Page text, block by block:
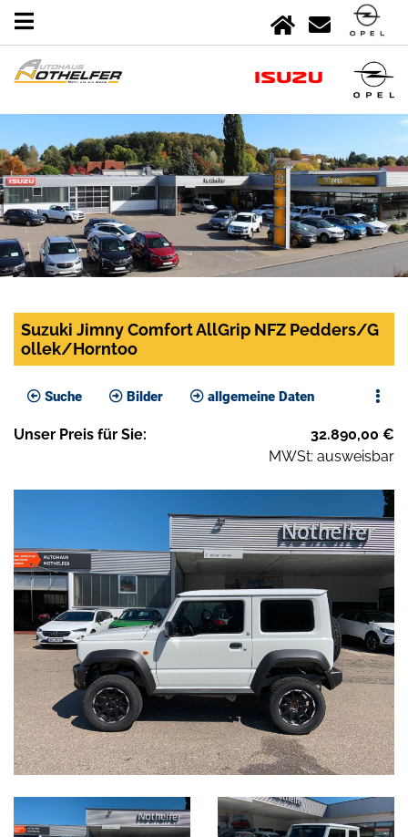
Suzuki Jimny Comfort AllGrip NFZ Pedders/G
ollek/Horntoo
Suche Bilder allgemeine Daten
Unser Preis für Sie: 32.890,00 €
MWSt: ausweisbar